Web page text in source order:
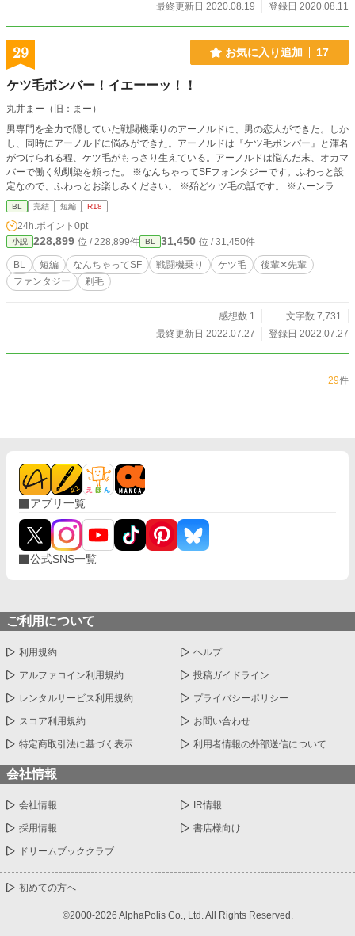
最終更新日 2020.08.19
登録日 2020.08.11
29 お気に入り追加 17
ケツ毛ボンバー！イエーーッ！！
丸井まー（旧：まー）
男専門を全力で隠していた戦闘機乗りのアーノルドに、男の恋人ができた。しか
し、同時にアーノルドに悩みができた。アーノルドは『ケツ毛ボンバー』と渾名
がつけられる程、ケツ毛がもっさり生えている。アーノルドは悩んだ末、オカマ
バーで働く幼馴染を頼った。 ※なんちゃってSFフォンタジーです。ふわっと設
定なので、ふわっとお楽しみください。 ※殆どケツ毛の話です。 ※ムーンライ
トノベルズさんでも公開しておりす。
BL 完結 短編 R18
24h.ポイント 0pt
小説 228,899 位 / 228,899件 BL 31,450 位 / 31,450件
BL 短編 なんちゃってSF 戦闘機乗り ケツ毛
後輩✕先輩
ファンタジー
剃毛
感想数 1
文字数 7,731
最終更新日 2022.07.27
登録日 2022.07.27
29件
アプリ一覧
公式SNS一覧
ご利用について
利用規約 ヘルプ
アルファコイン利用規約 投稿ガイドライン
レンタルサービス利用規約 プライバシーポリシー
スコア利用規約 お問い合わせ
特定商取引法に基づく表示 利用者情報の外部送信について
会社情報
会社情報 IR情報
採用情報 書店様向け
ドリームブッククラブ
初めての方へ
©2000-2026 AlphaPolis Co., Ltd. All Rights Reserved.